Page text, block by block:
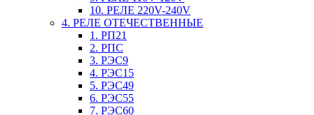
10. РЕЛЕ 220V-240V
4. РЕЛЕ ОТЕЧЕСТВЕННЫЕ
1. РП21
2. РПС
3. РЭС9
4. РЭС15
5. РЭС49
6. РЭС55
7. РЭС60